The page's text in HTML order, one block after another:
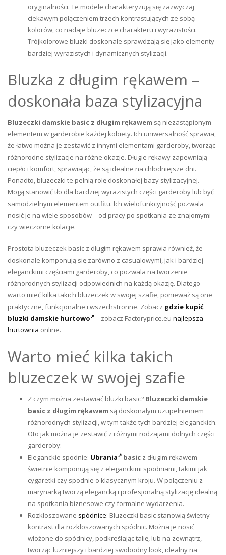
oryginalności. Te modele charakteryzują się zazwyczaj
ciekawym połączeniem trzech kontrastujących ze sobą
kolorów, co nadaje bluzeczce charakteru i wyrazistości.
Trójkolorowe bluzki doskonale sprawdzają się jako elementy
bardziej wyrazistych i dynamicznych stylizacji.
Bluzka z długim rękawem –
doskonała baza stylizacyjna
Bluzeczki damskie basic z długim rękawem są niezastąpionym
elementem w garderobie każdej kobiety. Ich uniwersalność sprawia,
że łatwo można je zestawić z innymi elementami garderoby, tworząc
różnorodne stylizacje na różne okazje. Długie rękawy zapewniają
ciepło i komfort, sprawiając, że są idealne na chłodniejsze dni.
Ponadto, bluzeczki te pełnią rolę doskonałej bazy stylizacyjnej.
Mogą stanowić tło dla bardziej wyrazistych części garderoby lub być
samodzielnym elementem outfitu. Ich wielofunkcyjność pozwala
nosić je na wiele sposobów – od pracy po spotkania ze znajomymi
czy wieczorne kolacje.
Prostota bluzeczek basic z długim rękawem sprawia również, że
doskonale komponują się zarówno z casualowymi, jak i bardziej
eleganckimi częściami garderoby, co pozwala na tworzenie
różnorodnych stylizacji odpowiednich na każdą okazję. Dlatego
warto mieć kilka takich bluzeczek w swojej szafie, ponieważ są one
praktyczne, funkcjonalne i wszechstronne. Zobacz gdzie kupić
bluzki damskie hurtowo
– zobacz Factoryprice.eu najlepsza
hurtownia online.
Warto mieć kilka takich
bluzeczek w swojej szafie
Z czym można zestawiać bluzki basic? Bluzeczki damskie
basic z długim rękawem są doskonałym uzupełnieniem
różnorodnych stylizacji, w tym także tych bardziej eleganckich.
Oto jak można je zestawić z różnymi rodzajami dolnych części
garderoby:
Eleganckie spodnie: Ubrania basic z długim rękawem
świetnie komponują się z eleganckimi spodniami, takimi jak
cygaretki czy spodnie o klasycznym kroju. W połączeniu z
marynarką tworzą elegancką i profesjonalną stylizację idealną
na spotkania biznesowe czy formalne wydarzenia.
Rozkloszowane spódnice: Bluzeczki basic stanowią świetny
kontrast dla rozkloszowanych spódnic. Można je nosić
włożone do spódnicy, podkreślając talię, lub na zewnątrz,
tworząc luzniejszy i bardziej swobodny look, idealny na